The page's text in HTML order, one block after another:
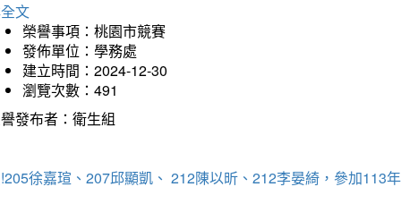
文
榮譽事項：桃園市競賽
發佈單位：學務處
建立時間：2024-12-30
瀏覽次數：491
發布者：衛生組
徐嘉瑄、207邱顯凱、 212陳以昕、212李晏綺，參加113